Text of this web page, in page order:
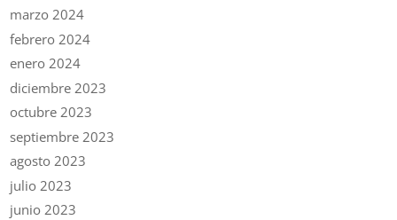
marzo 2024
febrero 2024
enero 2024
diciembre 2023
octubre 2023
septiembre 2023
agosto 2023
julio 2023
junio 2023